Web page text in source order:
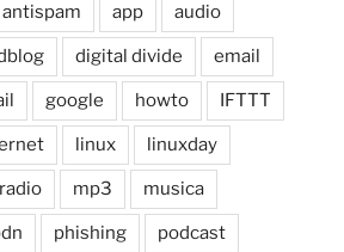
antispam app audio
digital divide email
google howto IFTTT
linux linuxday
mp3 musica
phishing podcast